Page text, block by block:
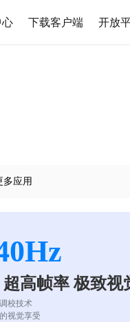
下载客户端 开放
多应用
高帧率 极致视
校技术
视觉享受